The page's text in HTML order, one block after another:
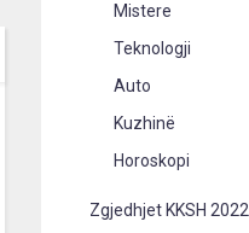
Mistere
Teknologji
Auto
Kuzhinë
Horoskopi
Zgjedhjet KKSH 2022